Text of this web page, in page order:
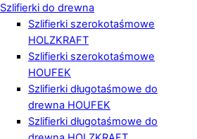
Szlifierki do drewna
Szlifierki szerokotaśmowe
HOLZKRAFT
Szlifierki szerokotaśmowe
HOUFEK
Szlifierki długotaśmowe do
drewna HOUFEK
Szlifierki długotaśmowe do